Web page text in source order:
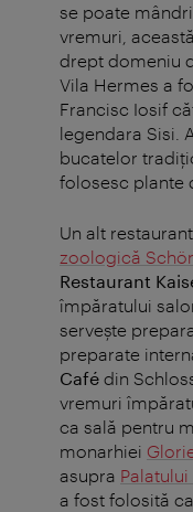
se poate
vremuri,
drept domeniu
Vila Hermes a
Francisc Iosif
legendara Sisi.
bucatelor
folosesc plante
Un alt
zoologică
Restaurant
împăratului
servește
preparate
Café din
vremuri
ca sală pentru
monarhiei
asupra
a fost folosită